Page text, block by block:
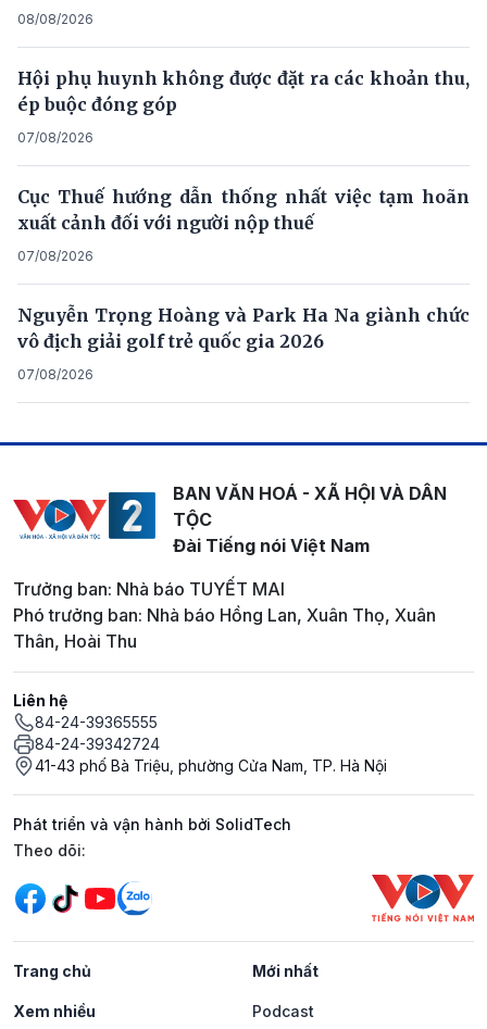
08/08/2026
Hội phụ huynh không được đặt ra các khoản thu,
ép buộc đóng góp
07/08/2026
Cục Thuế hướng dẫn thống nhất việc tạm hoãn
xuất cảnh đối với người nộp thuế
07/08/2026
Nguyễn Trọng Hoàng và Park Ha Na giành chức
vô địch giải golf trẻ quốc gia 2026
07/08/2026
BAN VĂN HOÁ - XÃ HỘI VÀ DÂN
TỘC
Đài Tiếng nói Việt Nam
Trưởng ban: Nhà báo TUYẾT MAI
Phó trưởng ban: Nhà báo Hồng Lan, Xuân Thọ, Xuân
Thân, Hoài Thu
Liên hệ
84-24-39365555
84-24-39342724
41-43 phố Bà Triệu, phường Cửa Nam, TP. Hà Nội
Phát triển và vận hành bởi SolidTech
Mạng xã hội
Theo dõi:
Trang chủ Mới nhất
Xem nhiều Podcast